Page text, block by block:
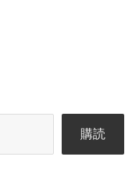
購読